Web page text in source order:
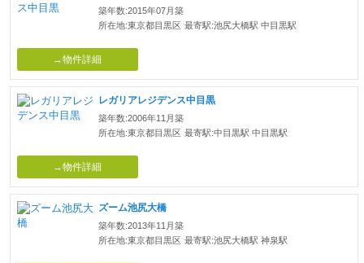
築年数:2015年07月築
所在地:東京都目黒区 最寄駅:池尻大橋駅 中目黒駅
→物件詳細
レガリアレジデンス中目黒
築年数:2006年11月築
所在地:東京都目黒区 最寄駅:中目黒駅 中目黒駅
→物件詳細
ズーム池尻大橋
築年数:2013年11月築
所在地:東京都目黒区 最寄駅:池尻大橋駅 神泉駅